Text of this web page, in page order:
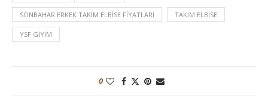
SONBAHAR ERKEK TAKIM ELBISE FIYATLARI TAKIM ELBISE
YSF GIYIM
0